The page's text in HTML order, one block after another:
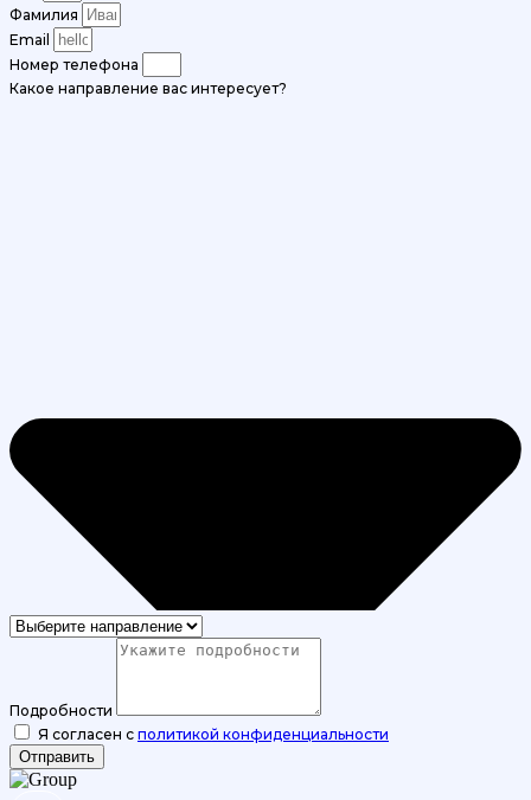
Фамилия
Email
Номер телефона
Какое направление вас интересует?
Подробности
Я согласен с политикой конфиденциальности
Отправить